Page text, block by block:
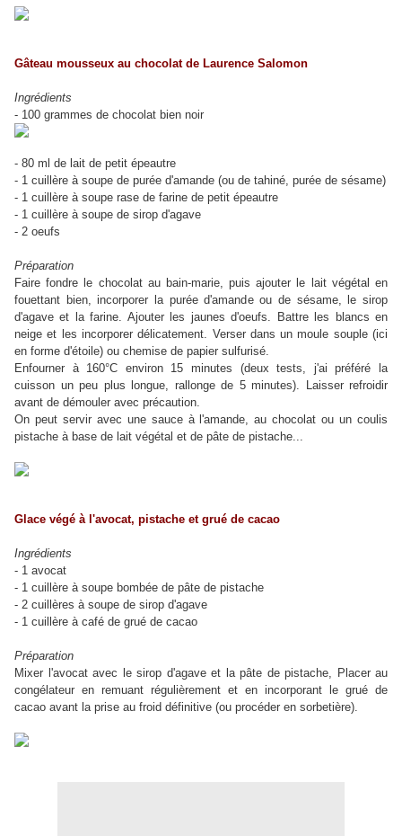
Gâteau mousseux au chocolat de Laurence Salomon
Ingrédients
- 100 grammes de chocolat bien noir
- 80 ml de lait de petit épeautre
- 1 cuillère à soupe de purée d'amande (ou de tahiné, purée de sésame)
- 1 cuillère à soupe rase de farine de petit épeautre
- 1 cuillère à soupe de sirop d'agave
- 2 oeufs
Préparation
Faire fondre le chocolat au bain-marie, puis ajouter le lait végétal en
fouettant bien, incorporer la purée d'amande ou de sésame, le sirop
d'agave et la farine. Ajouter les jaunes d'oeufs. Battre les blancs en
neige et les incorporer délicatement. Verser dans un moule souple (ici
en forme d'étoile) ou chemise de papier sulfurisé.
Enfourner à 160°C environ 15 minutes (deux tests, j'ai préféré la
cuisson un peu plus longue, rallonge de 5 minutes). Laisser refroidir
avant de démouler avec précaution.
On peut servir avec une sauce à l'amande, au chocolat ou un coulis
pistache à base de lait végétal et de pâte de pistache...
Glace végé à l'avocat, pistache et grué de cacao
Ingrédients
- 1 avocat
- 1 cuillère à soupe bombée de pâte de pistache
- 2 cuillères à soupe de sirop d'agave
- 1 cuillère à café de grué de cacao
Préparation
Mixer l'avocat avec le sirop d'agave et la pâte de pistache, Placer au
congélateur en remuant régulièrement et en incorporant le grué de
cacao avant la prise au froid définitive (ou procéder en sorbetière).